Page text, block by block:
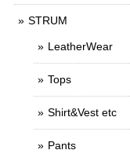
STRUM
LeatherWear
Tops
Shirt&Vest etc
Pants